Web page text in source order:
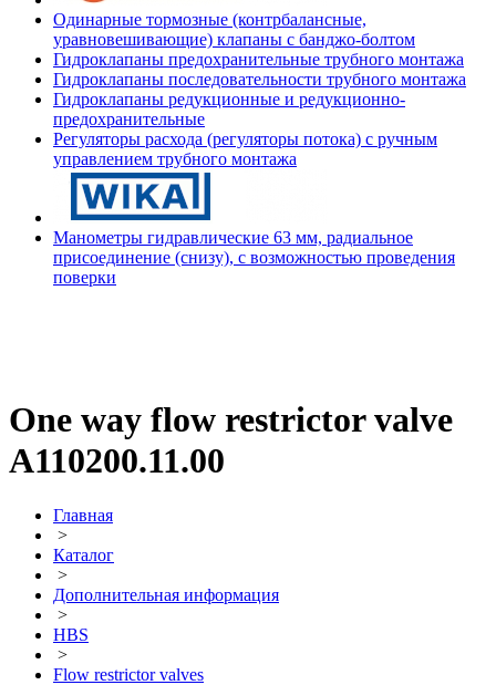
Одинарные тормозные (контрбалансные,
уравновешивающие) клапаны с банджо-болтом
Гидроклапаны предохранительные трубного монтажа
Гидроклапаны последовательности трубного монтажа
Гидроклапаны редукционные и редукционно-
предохранительные
Регуляторы расхода (регуляторы потока) с ручным
управлением трубного монтажа
Манометры гидравлические 63 мм, радиальное
присоединение (снизу), с возможностью проведения
поверки
One way flow restrictor valve
A110200.11.00
Главная
>
Каталог
>
Дополнительная информация
>
HBS
>
Flow restrictor valves